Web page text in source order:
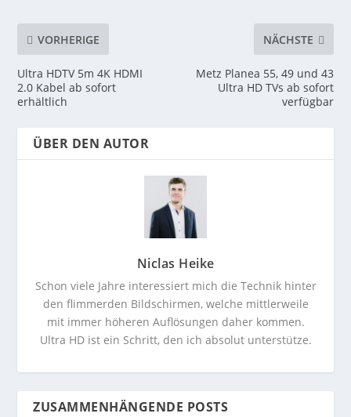
VORHERIGE
Ultra HDTV 5m 4K HDMI
2.0 Kabel ab sofort
erhältlich
NÄCHSTE
Metz Planea 55, 49 und 43
Ultra HD TVs ab sofort
verfügbar
ÜBER DEN AUTOR
Niclas Heike
Schon viele Jahre interessiert mich die Technik hinter
den flimmerden Bildschirmen, welche mittlerweile
mit immer höheren Auflösungen daher kommen.
Ultra HD ist ein Schritt, den ich absolut unterstütze.
ZUSAMMENHÄNGENDE POSTS